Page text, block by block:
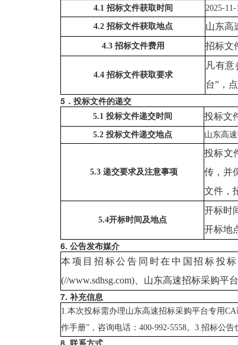
4.1 招标文件获取时间 2025-
4.2 招标文件获取地点 山东高
4.3 招标文件费用 招标文
4.4 招标文件获取要求
凡有
台”，
5．投标文件的递交
5.1 投标文件递交时间 投标文
5.2 投标文件递交地点 山东高
5.3 递交要求及注意事项
投标文
传，并
文件，
5.4开标时间及地点
开标时
开标地
6. 公告发布媒介
本项目招标公告同时在中国招标投
(//www.sdhsg.com)、山东高速招标采购平台
7. 补充信息
1.本次投标需办理山东高速招标采购平台专用
作手册”，咨询电话：400-992-5558。3.招标公
8. 联系方式